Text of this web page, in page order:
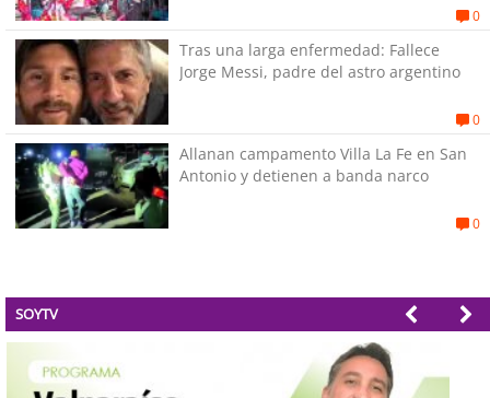
0
Tras una larga enfermedad: Fallece
Jorge Messi, padre del astro argentino
0
Allanan campamento Villa La Fe en San
Antonio y detienen a banda narco
0
SOYTV